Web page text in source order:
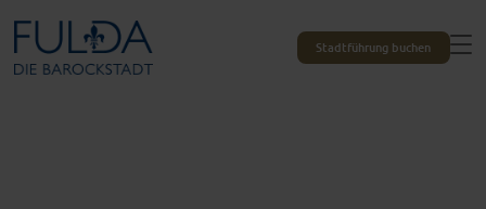
Stadtführung buchen